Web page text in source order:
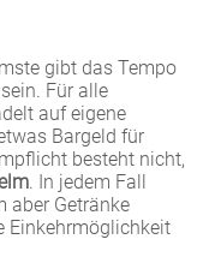
gibt das Tempo
Für alle
auf eigene
Bargeld für
besteht nicht,
. In jedem Fall
aber Getränke
Einkehrmöglichkeit